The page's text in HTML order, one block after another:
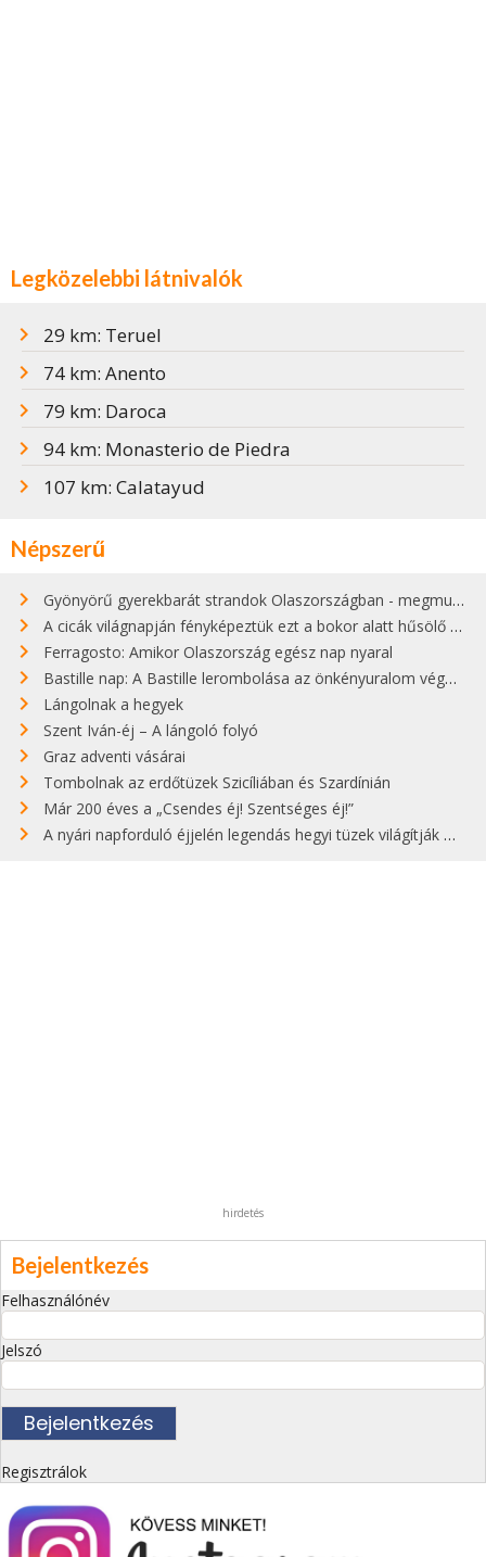
Legközelebbi látnivalók
29 km: Teruel
74 km: Anento
79 km: Daroca
94 km: Monasterio de Piedra
107 km: Calatayud
Népszerű
Gyönyörű gyerekbarát strandok Olaszországban - megmutatjuk a 15 legjobbat
A cicák világnapján fényképeztük ezt a bokor alatt hűsölő cicát Kisorosziban
Ferragosto: Amikor Olaszország egész nap nyaral
Bastille nap: A Bastille lerombolása az önkényuralom végét jelentette
Lángolnak a hegyek
Szent Iván-éj – A lángoló folyó
Graz adventi vásárai
Tombolnak az erdőtüzek Szicíliában és Szardínián
Már 200 éves a „Csendes éj! Szentséges éj!”
A nyári napforduló éjjelén legendás hegyi tüzek világítják meg Zugspitzét
hirdetés
Bejelentkezés
Felhasználónév
Jelszó
Regisztrálok